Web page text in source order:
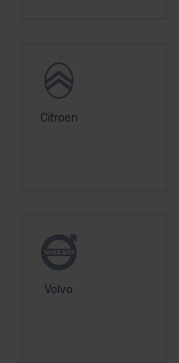
Citroen
Volvo